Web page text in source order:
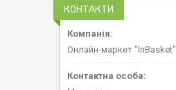
КОНТАКТИ
Онлайн-маркет "InBasket"